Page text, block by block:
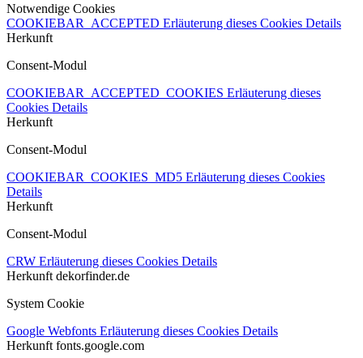
Notwendige Cookies
COOKIEBAR_ACCEPTED Erläuterung dieses Cookies Details
Herkunft
Consent-Modul
COOKIEBAR_ACCEPTED_COOKIES Erläuterung dieses
Cookies Details
Herkunft
Consent-Modul
COOKIEBAR_COOKIES_MD5 Erläuterung dieses Cookies
Details
Herkunft
Consent-Modul
CRW Erläuterung dieses Cookies Details
Herkunft dekorfinder.de
System Cookie
Google Webfonts Erläuterung dieses Cookies Details
Herkunft fonts.google.com